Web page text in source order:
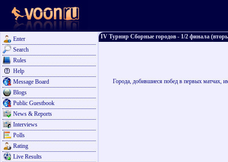
Enter
Search
Rules
Help
Message Board
Blogs
Public Guestbook
News & Reports
Interviews
Polls
Rating
Live Results
IV Турнир Сборные городов - 1/2 финала
Города, добившиеся побед в первых матчах,